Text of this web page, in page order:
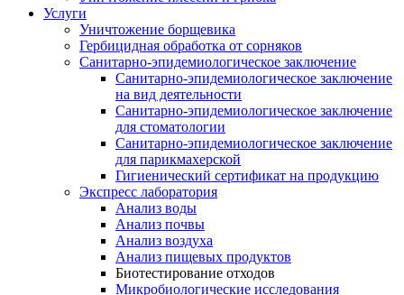
Услуги
Уничтожение борщевика
Гербицидная обработка от сорняков
Санитарно-эпидемиологическое заключение
Санитарно-эпидемиологическое заключение
на вид деятельности
Санитарно-эпидемиологическое заключение
для стоматологии
Санитарно-эпидемиологическое заключение
для парикмахерской
Гигиенический сертификат на продукцию
Экспресс лаборатория
Анализ воды
Анализ почвы
Анализ воздуха
Анализ пищевых продуктов
Биотестирование отходов
Микробиологические исследования